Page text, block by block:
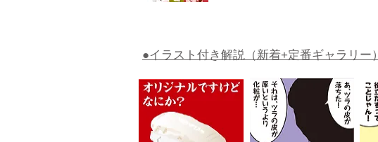
●イラスト付き解説（新着+定番ギャラリー）